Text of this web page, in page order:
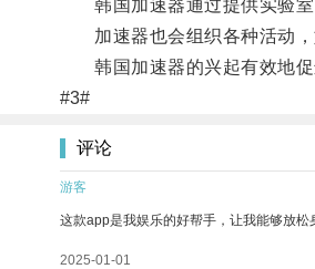
韩国加速器通过提供实验室
加速器也会组织各种活动，
韩国加速器的兴起有效地促
#3#
评论
游客
这款app是我娱乐的好帮手，让我能够放松
2025-01-01